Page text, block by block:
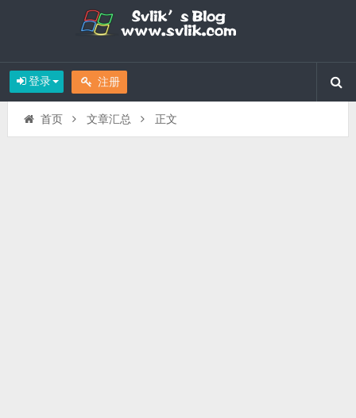
登录 注册
首页 文章汇总 正文